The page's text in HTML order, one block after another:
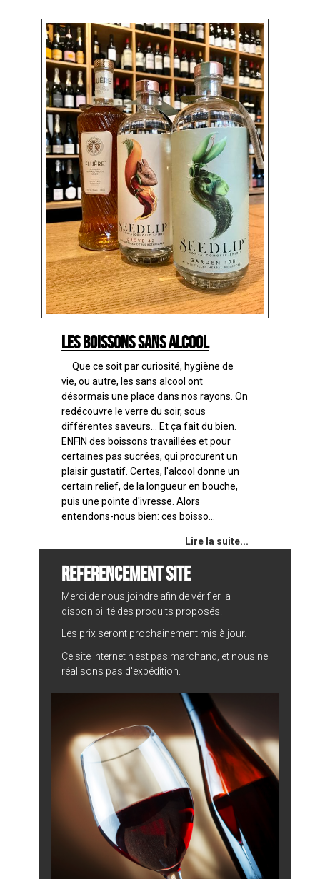
Les boissons sans alcool
Que ce soit par curiosité, hygiène de
vie, ou autre, les sans alcool ont
désormais une place dans nos rayons. On
redécouvre le verre du soir, sous
différentes saveurs... Et ça fait du bien.
ENFIN des boissons travaillées et pour
certaines pas sucrées, qui procurent un
plaisir gustatif. Certes, l'alcool donne un
certain relief, de la longueur en bouche,
puis une pointe d'ivresse. Alors
entendons-nous bien: ces boisso...
Lire la suite...
REFERENCEMENT SITE
Merci de nous joindre afin de vérifier la
disponibilité des produits proposés.
Les prix seront prochainement mis à jour.
Ce site internet n'est pas marchand, et nous ne
réalisons pas d'expédition.